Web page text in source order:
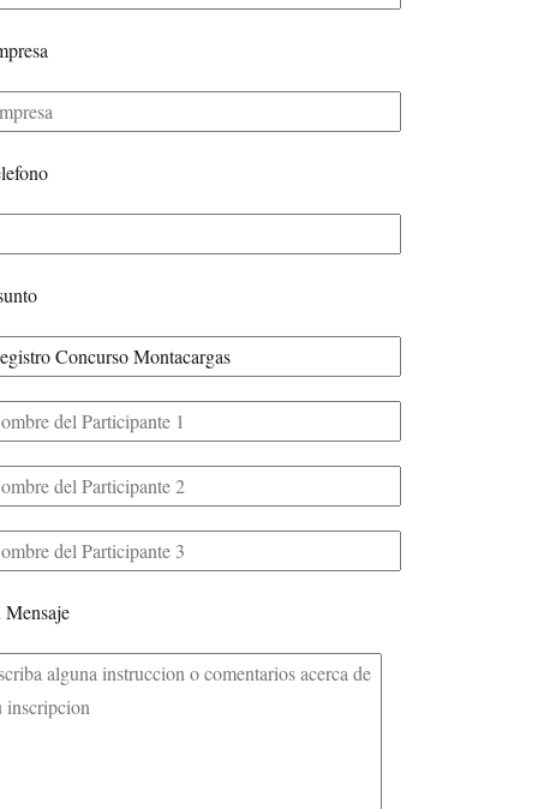
Mensaje